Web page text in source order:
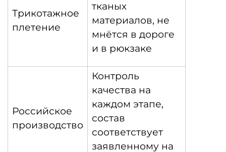
Трикотажное
плетение
тканых
материалов, не
мнётся в дороге
и в рюкзаке
Российское
производство
Контроль
качества на
каждом этапе,
состав
соответствует
заявленному на